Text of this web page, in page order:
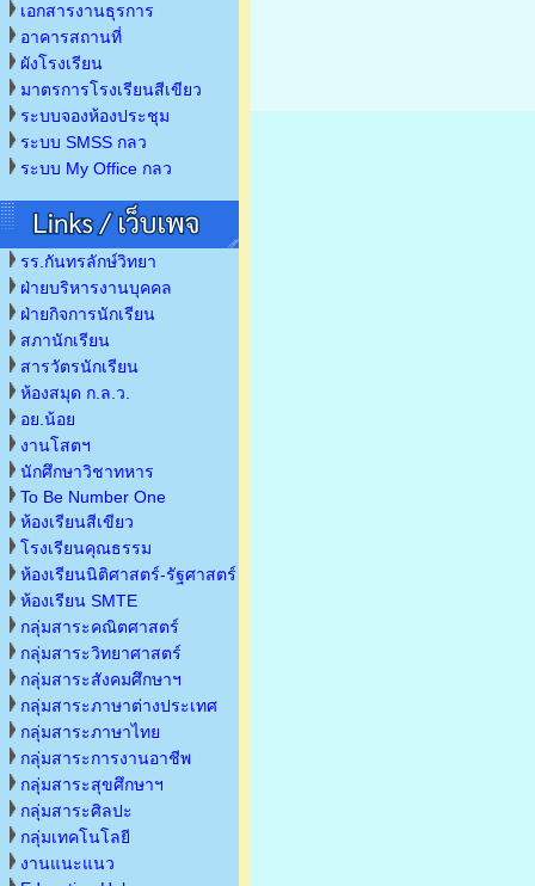
เอกสารงานธุรการ
อาคารสถานที่
ผังโรงเรียน
มาตรการโรงเรียนสีเขียว
ระบบจองห้องประชุม
ระบบ SMSS กลว
ระบบ My Office กลว
รร.กันทรลักษ์วิทยา
ฝ่ายบริหารงานบุคคล
ฝ่ายกิจการนักเรียน
สภานักเรียน
สารวัตรนักเรียน
ห้องสมุด ก.ล.ว.
อย.น้อย
งานโสตฯ
นักศึกษาวิชาทหาร
To Be Number One
ห้องเรียนสีเขียว
โรงเรียนคุณธรรม
ห้องเรียนนิติศาสตร์-รัฐศาสตร์
ห้องเรียน SMTE
กลุ่มสาระคณิตศาสตร์
กลุ่มสาระวิทยาศาสตร์
กลุ่มสาระสังคมศึกษาฯ
กลุ่มสาระภาษาต่างประเทศ
กลุ่มสาระภาษาไทย
กลุ่มสาระการงานอาชีพ
กลุ่มสาระสุขศึกษาฯ
กลุ่มสาระศิลปะ
กลุ่มเทคโนโลยี
งานแนะแนว